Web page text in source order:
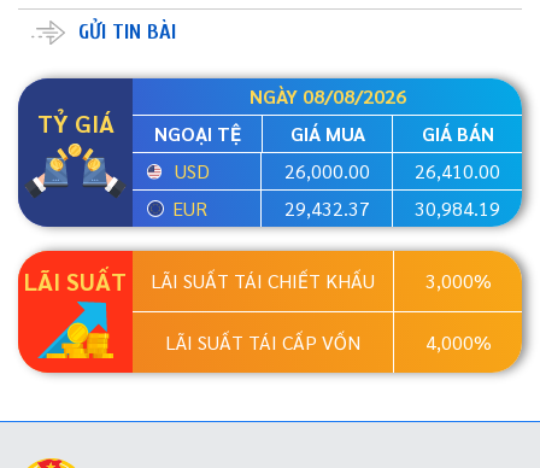
GỬI TIN BÀI
TỶ GIÁ
NGÀY 08/08/2026
NGOẠI TỆ
GIÁ MUA
GIÁ BÁN
USD
26,000.00
26,410.00
EUR
29,432.37 30,984.19
LÃI SUẤT LÃI SUẤT TÁI CHIẾT KHẤU 3,000%
LÃI SUẤT TÁI CẤP VỐN 4,000%